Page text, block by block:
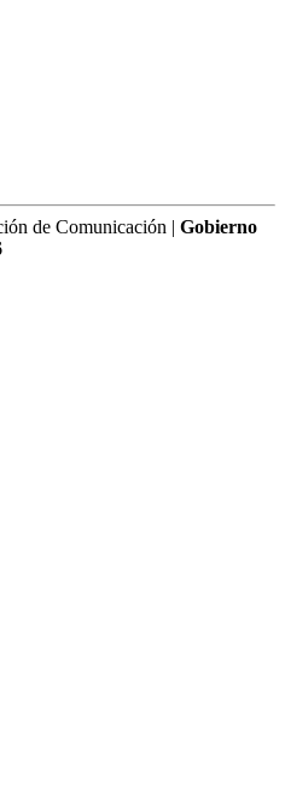
de Comunicación | Gobierno